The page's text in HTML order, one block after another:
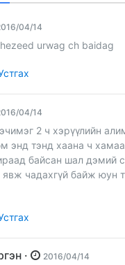
04/14
urwag ch baidag
04/14
2 ч хэрүүлийн
энд тэнд хаана ч
байсан шал дэмий
чадахгүй байж юун
Ядарсан иргэн · 2016/04/14